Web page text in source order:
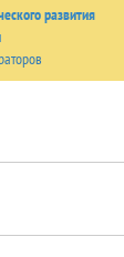
развития